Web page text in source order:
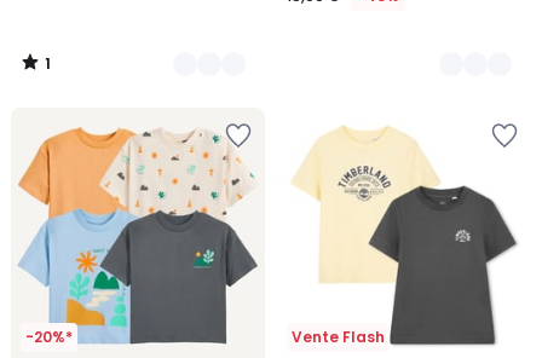
1
/
-20%* Vente Flash